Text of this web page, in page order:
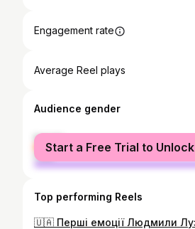
Engagement rate
Average Reel plays
Audience gender
female
male
Start a Free Trial to Unlock
Top performing Reels